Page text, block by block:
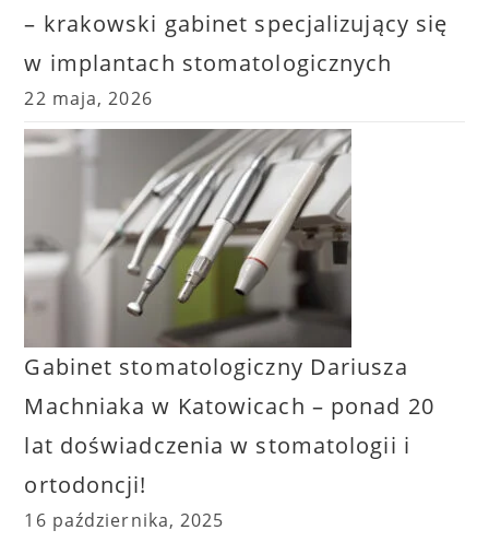
– krakowski gabinet specjalizujący się
w implantach stomatologicznych
22 maja, 2026
Gabinet stomatologiczny Dariusza
Machniaka w Katowicach – ponad 20
lat doświadczenia w stomatologii i
ortodoncji!
16 października, 2025